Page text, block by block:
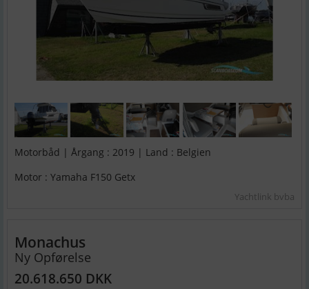
Motorbåd | Årgang : 2019 | Land : Belgien
Motor : Yamaha F150 Getx
Yachtlink bvba
Monachus
Ny Opførelse
20.618.650 DKK